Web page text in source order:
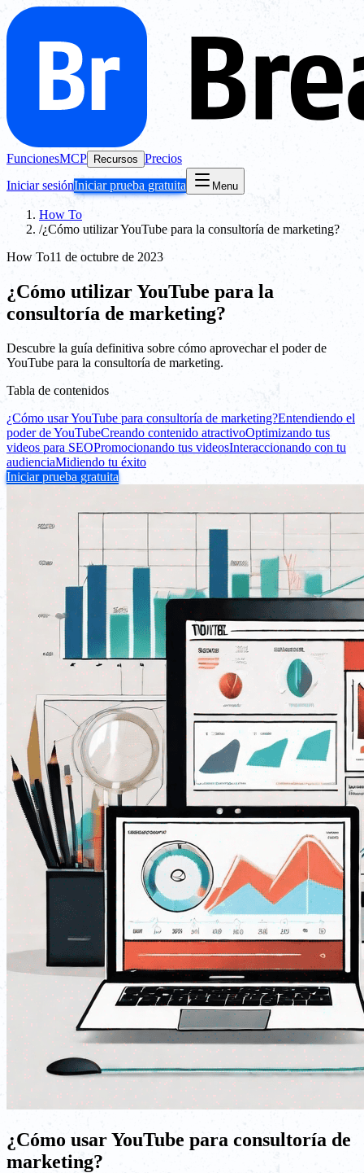
FuncionesMCP Recursos Precios
Iniciar sesiónIniciar prueba gratuita Menu
How To
/¿Cómo utilizar YouTube para la consultoría de marketing?
How To11 de octubre de 2023
¿Cómo utilizar YouTube para la
consultoría de marketing?
Descubre la guía definitiva sobre cómo aprovechar el poder de
YouTube para la consultoría de marketing.
Tabla de contenidos
¿Cómo usar YouTube para consultoría de marketing?Entendiendo el
poder de YouTubeCreando contenido atractivoOptimizando tus
videos para SEOPromocionando tus videosInteraccionando con tu
audienciaMidiendo tu éxito
Iniciar prueba gratuita
¿Cómo usar YouTube para consultoría de
marketing?